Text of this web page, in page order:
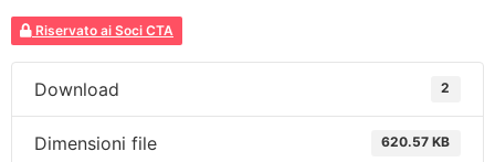
Riservato ai Soci CTA
Download 2
Dimensioni file 620.57 KB